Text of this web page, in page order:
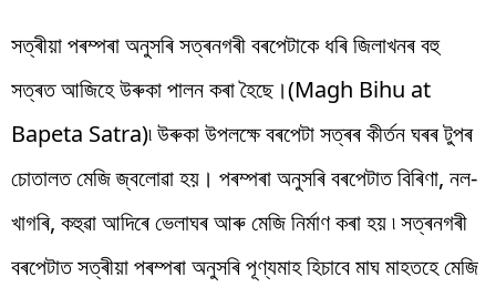
সত্ৰীয়া পৰম্পৰা অনুসৰি সত্ৰনগৰী বৰপেটাকে ধৰি জিলাখনৰ বহু
সত্ৰত আজিহে উৰুকা পালন কৰা হৈছে।(Magh Bihu at
Bapeta Satra)৷ উৰুকা উপলক্ষে বৰপেটা সত্ৰৰ কীৰ্তন ঘৰৰ টুপৰ
চোতালত মেজি জ্বলোৱা হয়। পৰম্পৰা অনুসৰি বৰপেটাত বিৰিণা, নল-
খাগৰি, কহুৱা আদিৰে ভেলাঘৰ আৰু মেজি নিৰ্মাণ কৰা হয় ৷ সত্ৰনগৰী
বৰপেটাত সত্ৰীয়া পৰম্পৰা অনুসৰি পূণ্যমাহ হিচাবে মাঘ মাহতহে মেজি